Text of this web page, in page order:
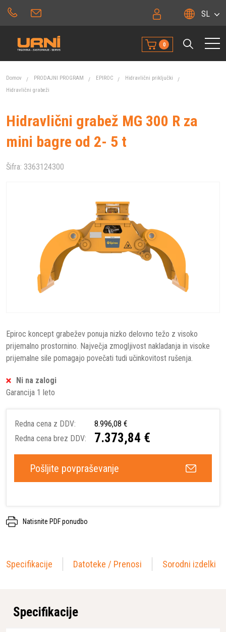
SL
0
Domov PRODAJNI PROGRAM EPIROC
Hidravlični priključki
Hidravlični grabeži
Hidravlični grabež MG 300 R za
mini bagre od 2- 5 t
Šifra: 3363124300
Epiroc koncept grabežev ponuja nizko delovno težo z visoko
prijemalno prostornino. Največja zmogljivost nakladanja in visoke
prijemalne sile pomagajo povečati tudi učinkovitost rušenja.
Ni na zalogi
Garancija 1 leto
Redna cena z DDV:
8.996,08 €
Redna cena brez DDV:
7.373,84 €
Pošljite povpraševanje
Natisnite PDF ponudbo
Specifikacije Datoteke / Prenosi Sorodni izdelki
Specifikacije